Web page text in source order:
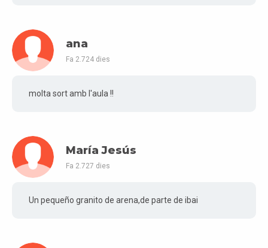
ana
Fa 2.724 dies
molta sort amb l'aula !!
María Jesús
Fa 2.727 dies
Un pequeño granito de arena,de parte de ibai